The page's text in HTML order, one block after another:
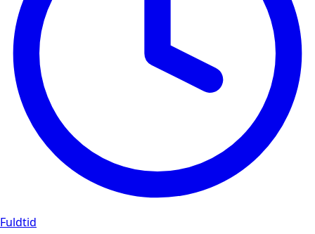
Fuldtid